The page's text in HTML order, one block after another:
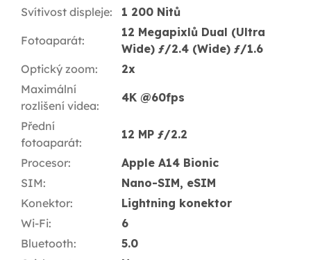
Svítivost displeje: 1 200 Nitů
Fotoaparát:
12 Megapixlů Dual (Ultra
Wide) ƒ/2.4 (Wide) ƒ/1.6
Optický zoom:
2x
Maximální
rozlišení videa:
4K @60fps
Přední
fotoaparát:
12 MP ƒ/2.2
Procesor:
Apple A14 Bionic
SIM:
Nano-SIM, eSIM
Konektor:
Lightning konektor
Wi-Fi:
6
Bluetooth:
5.0